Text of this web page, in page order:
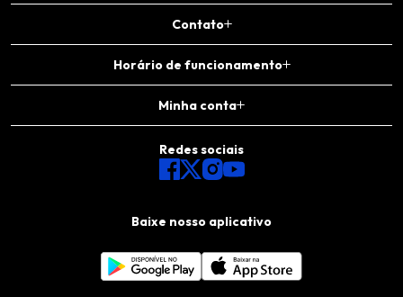
Contato
Horário de funcionamento
Minha conta
Baixe nosso aplicativo
Redes sociais